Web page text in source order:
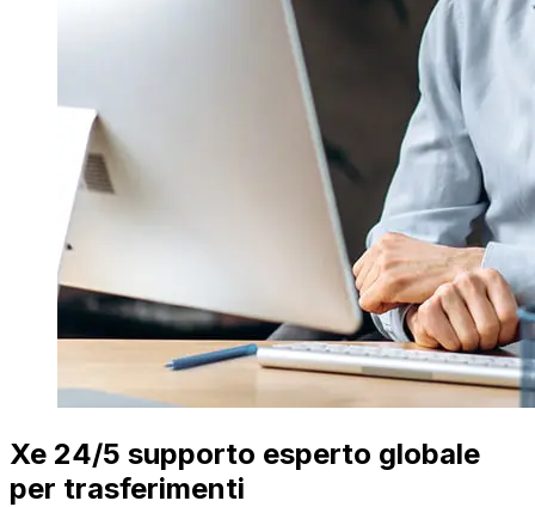
Xe 24/5 supporto esperto globale
per trasferimenti